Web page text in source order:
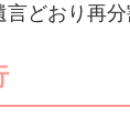
どおり再分